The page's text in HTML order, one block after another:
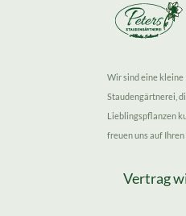
Wir sind eine kleine
Staudengärtnerei,
Lieblingspflanzen
freuen uns auf Ihren
Vertrag